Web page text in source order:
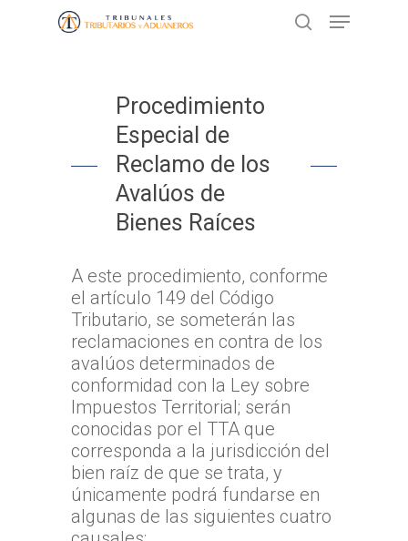
Presione ENTER para buscar o ESC
para cerrar
Procedimiento
Especial de
Reclamo de los
Avalúos de
Bienes Raíces
A este procedimiento, conforme
el artículo 149 del Código
Tributario, se someterán las
reclamaciones en contra de los
avalúos determinados de
conformidad con la Ley sobre
Impuestos Territorial; serán
conocidas por el TTA que
corresponda a la jurisdicción del
bien raíz de que se trata, y
únicamente podrá fundarse en
algunas de las siguientes cuatro